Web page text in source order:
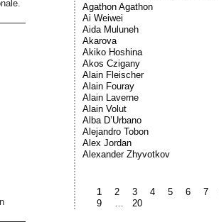
Agathon Agathon
Ai Weiwei
Aida Muluneh
Akarova
Akiko Hoshina
Akos Czigany
Alain Fleischer
Alain Fouray
Alain Laverne
Alain Volut
Alba D’Urbano
Alejandro Tobon
Alex Jordan
Alexander Zhyvotkov
1 2 3 4 5 6 7
9
20